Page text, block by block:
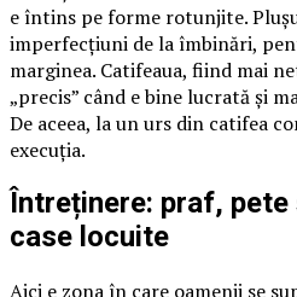
e întins pe forme rotunjite.
imperfecțiuni de la îmbinări,
marginea. Catifeaua, fiind mai
„precis” când e bine lucrată și
De aceea, la un urs din catifea
execuția.
Întreținere: praf,
case locuite
Aici e zona în care oamenii se